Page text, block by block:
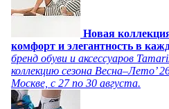
Новая
комфорт и элегантность в
бренд обуви и аксессуаров
коллекцию сезона Весна–Лето’
Москве, с 27 по 30 августа.